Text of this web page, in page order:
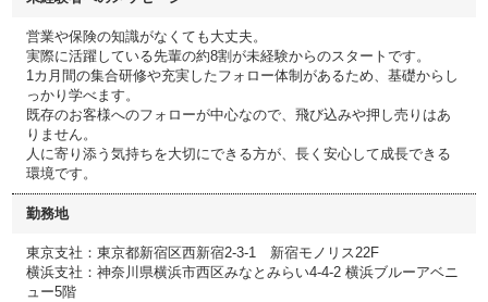
営業や保険の知識がなくても大丈夫。
実際に活躍している先輩の約8割が未経験からのスタートです。
1カ月間の集合研修や充実したフォロー体制があるため、基礎からし
っかり学べます。
既存のお客様へのフォローが中心なので、飛び込みや押し売りはあ
りません。
人に寄り添う気持ちを大切にできる方が、長く安心して成長できる
環境です。
勤務地
東京支社：東京都新宿区西新宿2-3-1 新宿モノリス22F
横浜支社：神奈川県横浜市西区みなとみらい4-4-2 横浜ブルーアベニ
ュー5階